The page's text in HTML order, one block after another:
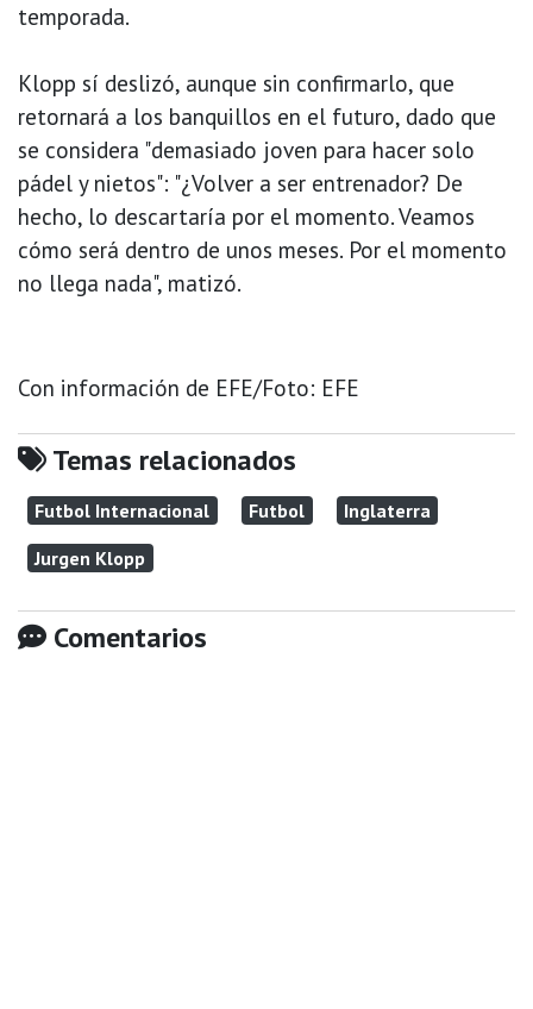
temporada.
Klopp sí deslizó, aunque sin confirmarlo, que
retornará a los banquillos en el futuro, dado que
se considera "demasiado joven para hacer solo
pádel y nietos": "¿Volver a ser entrenador? De
hecho, lo descartaría por el momento. Veamos
cómo será dentro de unos meses. Por el momento
no llega nada", matizó.
Con información de EFE/Foto: EFE
Temas relacionados
Futbol Internacional Futbol
Inglaterra
Jurgen Klopp
Comentarios